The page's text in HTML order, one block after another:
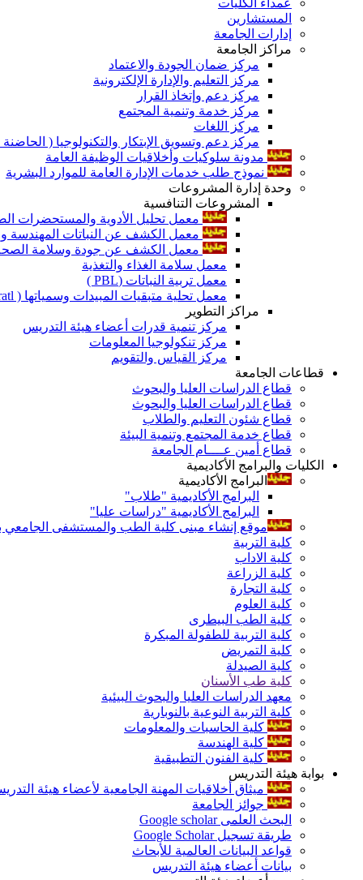
المستشارين
إدارات الجامعة
مراكز الجامعة
مركز ضمان الجودة والاعتماد
مركز التعليم والإدارة الإلكترونية
مركز دعم وإتخاذ القرار
مركز خدمة وتنمية المجتمع
مركز اللغات
مركز دعم وتسويق الإبتكار والتكنولوجيا ( الحاضنة
مدونة سلوكيات وأخلاقيات الوظيفة العامة
نموذج طلب خدمات الإدارة العامة للموارد البشرية
وحدة إدارة المشروعات
المشروعات التنافسية
معمل تحليل الأدوية والمستحضرات
معمل الكشف عن النباتات المهندسة
معمل الكشف عن جودة وسلامة الصحة
معمل سلامة الغذاء والتغذية
معمل تربية النباتات (PBL )
معمل تحلية متبقيات المبيدات وسمياتها ( Pratl )
مراكز التطوير
مركز تنمية قدرات أعضاء هيئة التدريس
مركز تنكولوجيا المعلومات
مركز القياس والتقويم
قطاعات الجامعة
قطاع الدراسات العليا والبحوث
قطاع الدراسات العليا والبحوث
قطاع شئون التعليم والطلاب
قطاع خدمة المجتمع وتنمية البيئة
قطاع أمين عــــام الجامعة
الكليات والبرامج الأكاديمية
البرامج الأكاديمية
البرامج الأكاديمية "طلاب"
البرامج الأكاديمية "دراسات عليا"
موقع إنشاء مبنى كلية الطب والمستشفى الجامعي
كلية التربية
كلية الاداب
كلية الزراعة
كلية التجارة
كلية العلوم
كلية الطب البيطرى
كلية التربية للطفولة المبكرة
كلية التمريض
كلية الصيدلة
كلية طب الأسنان
معهد الدراسات العليا والبحوث البيئية
كلية التربية النوعية بالنوبارية
كلية الحاسبات والمعلومات
كلية الهندسة
كلية الفنون التطبيقية
بوابة هيئة التدريس
ميثاق أخلاقيات المهنة الجامعية لأعضاء هيئة
جوائز الجامعة
البحث العلمى Google scholar
طريقة تسجيل Google Scholar
قواعد البيانات العالمية للأبحاث
بيانات أعضاء هيئة التدريس